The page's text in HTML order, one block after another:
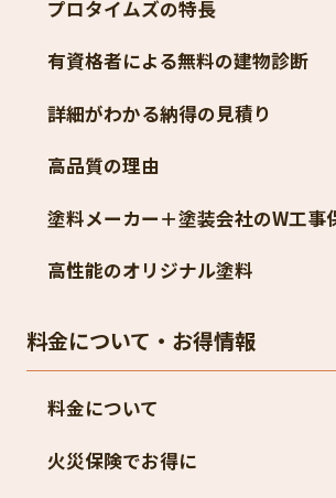
プロタイムズの特長
有資格者による無料の建物診断
詳細がわかる納得の見積り
高品質の理由
塗料メーカー＋塗装会社のW工事
高性能のオリジナル塗料
料金について・お得情報
料金について
火災保険でお得に